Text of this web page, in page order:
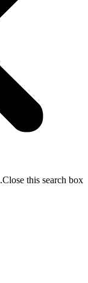
Close this search box.